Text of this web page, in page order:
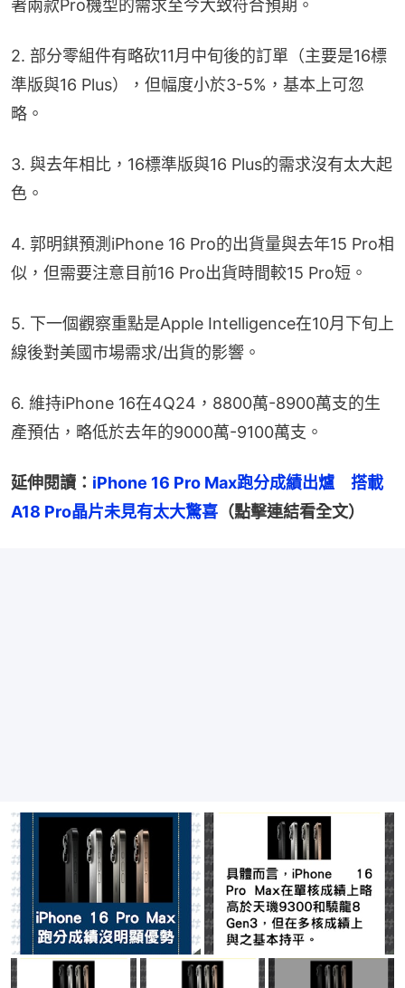
著兩款Pro機型的需求至今大致符合預期。
2. 部分零組件有略砍11月中旬後的訂單（主要是16標
準版與16 Plus），但幅度小於3-5%，基本上可忽
略。
3. 與去年相比，16標準版與16 Plus的需求沒有太大起
色。
4. 郭明錤預測iPhone 16 Pro的出貨量與去年15 Pro相
似，但需要注意目前16 Pro出貨時間較15 Pro短。
5. 下一個觀察重點是Apple Intelligence在10月下旬上
線後對美國市場需求/出貨的影響。
6. 維持iPhone 16在4Q24，8800萬-8900萬支的生
產預估，略低於去年的9000萬-9100萬支。
延伸閱讀： iPhone 16 Pro Max跑分成績出爐　搭載
A18 Pro晶片未見有太大驚喜 （點擊連結看全文）